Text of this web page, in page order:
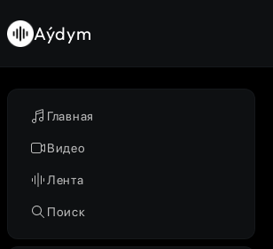
Главная
Видео
Лента
Поиск
Aýdym